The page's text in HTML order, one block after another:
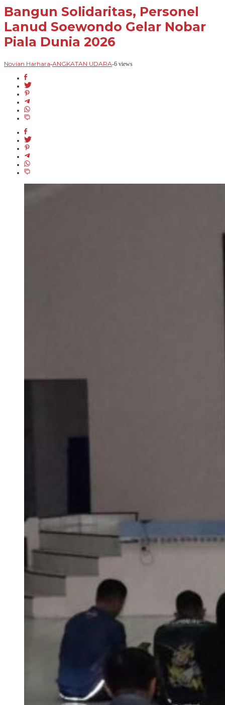
Bangun Solidaritas, Personel
Lanud Soewondo Gelar Nobar
Piala Dunia 2026
Novian Harhara-ANGKATAN UDARA-6 views